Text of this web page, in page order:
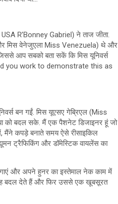
R’Bonney Gabriel) ने ताज जीता.
मिस वेनेजुएला Miss Venezuela) थे और
आप सबको बता सकें कि मिस यूनिवर्स
you work to demonstrate this as
बन गईं. मिस यूएसए गेब्रिएल (Miss
को बदल सके. मैं एक पैशनेट डिजाइनर हूं जो
कपड़े बनाते समय ऐसे रीसाइकिल
ट्रैफिकिंग और डॉमेस्टिक वायलेंस का
और अपने हुनर का इस्तेमाल नेक काम में
बदल देते हैं और फिर उससे एक खूबसूरत